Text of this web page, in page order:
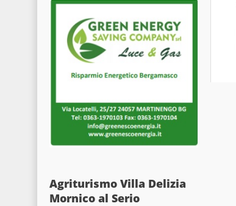
Agriturismo Villa Delizia
Mornico al Serio